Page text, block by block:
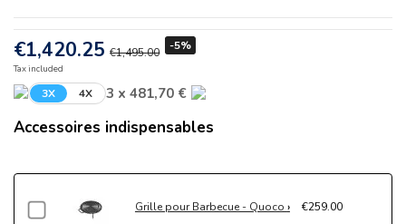
€1,420.25 €1,495.00 -5%
Tax included
3X 4X 3 x 481,70 €
Accessoires indispensables
Grille pour Barbecue - Quoco €259.00